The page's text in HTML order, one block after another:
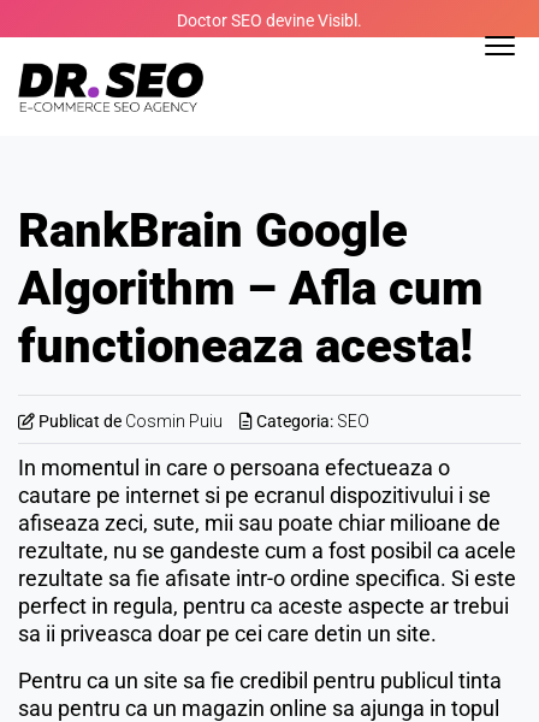
to
content
Doctor SEO devine Visibl.
RankBrain Google
Algorithm – Afla cum
functioneaza acesta!
Publicat de Cosmin Puiu Categoria: SEO
In momentul in care o persoana efectueaza o
cautare pe internet si pe ecranul dispozitivului i se
afiseaza zeci, sute, mii sau poate chiar milioane de
rezultate, nu se gandeste cum a fost posibil ca acele
rezultate sa fie afisate intr-o ordine specifica. Si este
perfect in regula, pentru ca aceste aspecte ar trebui
sa ii priveasca doar pe cei care detin un site.
Pentru ca un site sa fie credibil pentru publicul tinta
sau pentru ca un magazin online sa ajunga in topul